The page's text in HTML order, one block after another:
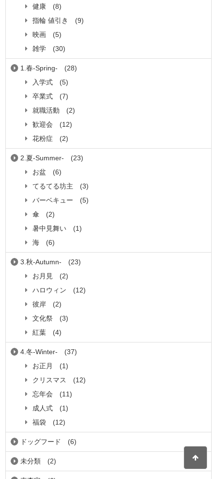
健康
(8)
指輪 値引き
(9)
映画
(5)
雑学
(30)
1.春-Spring-
(28)
入学式
(5)
卒業式
(7)
就職活動
(2)
歓迎会
(12)
花粉症
(2)
2.夏-Summer-
(23)
お盆
(6)
てるてる坊主
(3)
バーベキュー
(5)
傘
(2)
暑中見舞い
(1)
海
(6)
3.秋-Autumn-
(23)
お月見
(2)
ハロウィン
(12)
彼岸
(2)
文化祭
(3)
紅葉
(4)
4.冬-Winter-
(37)
お正月
(1)
クリスマス
(12)
忘年会
(11)
成人式
(1)
福袋
(12)
ドッグフード (6)
未分類 (2)